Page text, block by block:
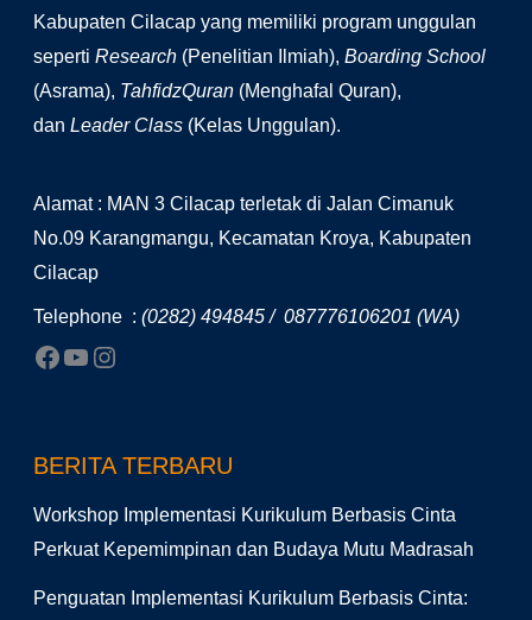
Kabupaten Cilacap yang memiliki program unggulan
seperti Research (Penelitian Ilmiah), Boarding School
(Asrama), TahfidzQuran (Menghafal Quran),
dan Leader Class (Kelas Unggulan).
Alamat : MAN 3 Cilacap terletak di Jalan Cimanuk
No.09 Karangmangu, Kecamatan Kroya, Kabupaten
Cilacap
Telephone : (0282) 494845 / 087776106201 (WA)
BERITA TERBARU
Workshop Implementasi Kurikulum Berbasis Cinta
Perkuat Kepemimpinan dan Budaya Mutu Madrasah
Penguatan Implementasi Kurikulum Berbasis Cinta: